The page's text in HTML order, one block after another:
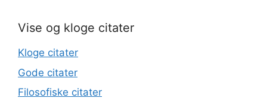
Vise og kloge citater
Kloge citater
Gode citater
Filosofiske citater